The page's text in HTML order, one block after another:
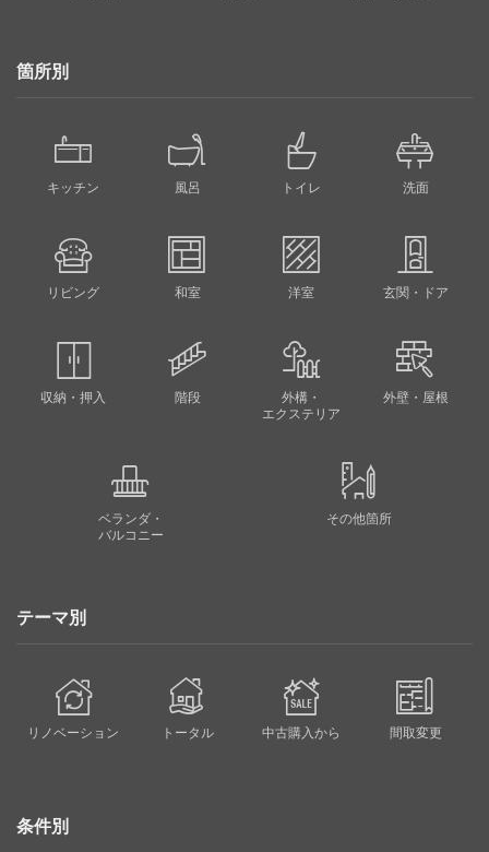
箇所別
キッチン 風呂 トイレ 洗面
リビング 和室 洋室 玄関・ドア
収納・押入 階段
外構・
エクステリア
外壁・屋根
ベランダ・
バルコニー
その他箇所
テーマ別
リノベーション トータル 中古購入から 間取変更
条件別